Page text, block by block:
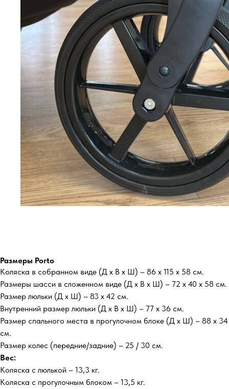
Размеры Porto
Коляска в собранном виде (Д х В х Ш) – 86 х 115 х 58 см.
Размеры шасси в сложенном виде (Д х В х Ш) – 72 х 40 х 58 см.
Размер люльки (Д х Ш) – 83 х 42 см.
Внутренний размер люльки (Д х В х Ш) – 77 х 36 см.
Размер спального места в прогулочном блоке (Д х Ш) – 88 х 34
см.
Размер колес (передние/задние) – 25 / 30 см.
Вес:
Коляска с люлькой – 13,3 кг.
Коляска с прогулочным блоком – 13,5 кг.